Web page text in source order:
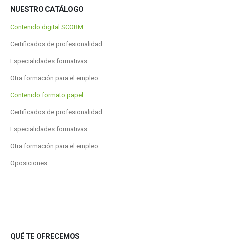
NUESTRO CATÁLOGO
Contenido digital SCORM
Certificados de profesionalidad
Especialidades formativas
Otra formación para el empleo
Contenido formato papel
Certificados de profesionalidad
Especialidades formativas
Otra formación para el empleo
Oposiciones
QUÉ TE OFRECEMOS